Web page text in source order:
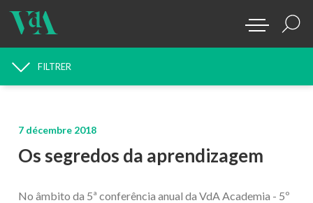
RECHERCHE D'ACTUALITÉS
FILTRER
7 décembre 2018
Os segredos da aprendizagem
No âmbito da 5ª conferência anual da VdA Academia - 5º